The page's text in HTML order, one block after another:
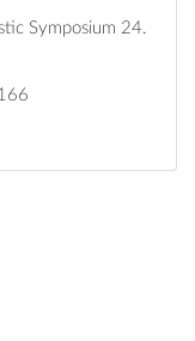
Symposium 24.